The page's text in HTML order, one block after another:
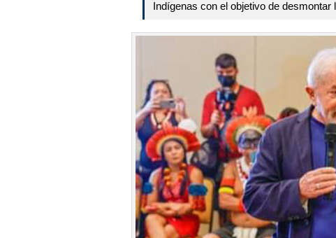
Indígenas con el objetivo de